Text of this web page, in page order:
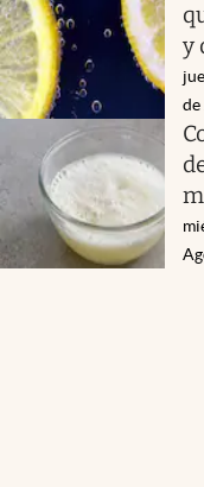
y